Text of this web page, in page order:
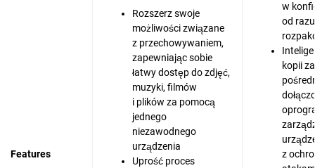
Features
Rozszerz swoje
możliwości związane
z przechowywaniem,
zapewniając sobie
łatwy dostęp do zdjęć,
muzyki, filmów
i plików za pomocą
jednego
niezawodnego
urządzenia
Uprość proces
w
od
kopii
z